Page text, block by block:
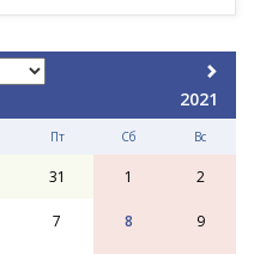
2021
Пт Сб Вс
31 1 2
7 8 9